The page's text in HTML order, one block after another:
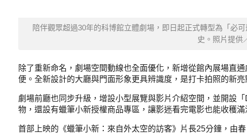
陪伴觀眾超過30年的科博館立體劇場，即日起正式轉型為「必
史。照片提供
除了重新命名，劇場空間動線也全面優化，新增從館內展場直
便。全新設計的大廳與門面形象更具辨識度，是打卡拍照的新亮
劇場前廳也同步升級，增設小型展覽與影片介紹空間，並開設
物，還設有蠟筆小新授權商品專區，讓影迷看完電影也能收穫滿
首部上映的《蠟筆小新：來自外太空的訪客》片長25分鐘，由